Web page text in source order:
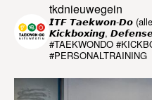
tkdnieuwegein
𝙄𝙏𝙁 𝙏𝙖𝙚𝙠𝙬𝙤𝙣-𝘿𝙤 (alle
𝙆𝙞𝙘𝙠𝙗𝙤𝙭𝙞𝙣𝙜,
#TAEKWONDO
#PERSONALTRAINING